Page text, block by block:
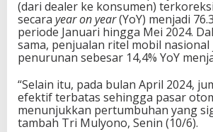
(dari dealer ke konsumen)
secara year on year(YoY) menjadi
periode Januari hingga Mei 2024.
sama, penjualan ritel mobil
penurunan sebesar 14,4% YoY
“Selain itu, pada bulan April 2024,
efektif terbatas sehingga pasar
menunjukkan pertumbuhan yang
tambah Tri Mulyono, Senin (10/6).